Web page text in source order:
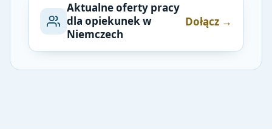
Aktualne oferty pracy
dla opiekunek w
Niemczech
Dołącz →